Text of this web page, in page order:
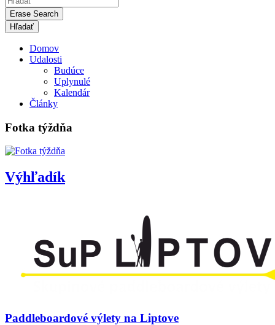
Erase Search
Domov
Udalosti
Budúce
Uplynulé
Kalendár
Články
Fotka týždňa
Výhľadík
Paddleboardové výlety na Liptove